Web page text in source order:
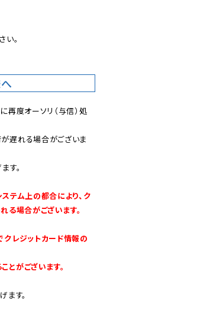
い。
再度オーソリ（与信）処
遅れる場合がございま
す。
テム上の都合により、ク
る場合がございます。
レジットカード情報の
がございます。
ます。